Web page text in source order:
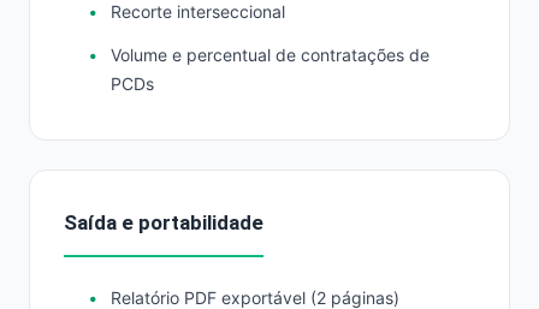
Recorte interseccional
Volume e percentual de contratações de
PCDs
Saída e portabilidade
Relatório PDF exportável (2 páginas)